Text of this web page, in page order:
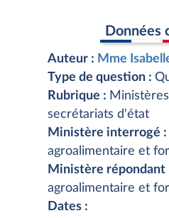
Données
Auteur : Mme
Type de question :
Rubrique :
secrétariats d'état
Ministère interrogé :
agroalimentaire et
Ministère répondant
agroalimentaire et
Dates :